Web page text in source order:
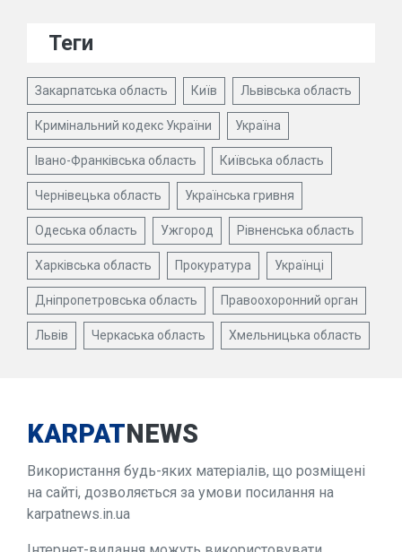
Теги
Закарпатська область Київ Львівська область
Кримінальний кодекс України Україна
Івано-Франківська область Київська область
Чернівецька область Українська гривня
Одеська область Ужгород Рівненська область
Харківська область Прокуратура Українці
Дніпропетровська область Правоохоронний орган
Львів Черкаська область Хмельницька область
KARPATNEWS
Використання будь-яких матеріалів, що розміщені
на сайті, дозволяється за умови посилання на
karpatnews.in.ua